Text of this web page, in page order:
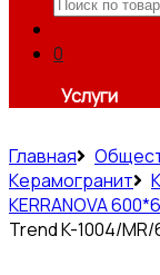
0
Услуги
Главная
Керамогранит
KERRANOVA
Trend K-1004/